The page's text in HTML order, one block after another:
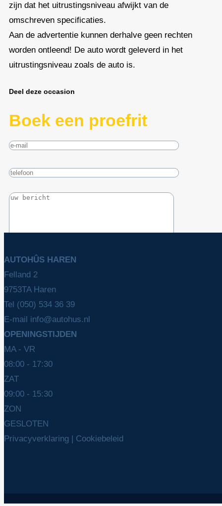
zijn dat het uitrustingsniveau afwijkt van de
omschreven specificaties.
Aan de advertentie kunnen derhalve geen rechten
worden ontleend! De auto wordt geleverd in het
uitrustingsniveau zoals de auto is.
Deel deze occasion
Boek een proefrit
AUTOHÛS HAREN
Felland 2
9753TA Haren
Tel (050) 534 36 39
E-mail info@autohus.nl
OPENINGSTIJDEN
MA - VR
08:00 - 17:30
ZAT
09:00 - 15:30
ZON
GESLOTEN
Privacyverklaring
Cookiebeleid